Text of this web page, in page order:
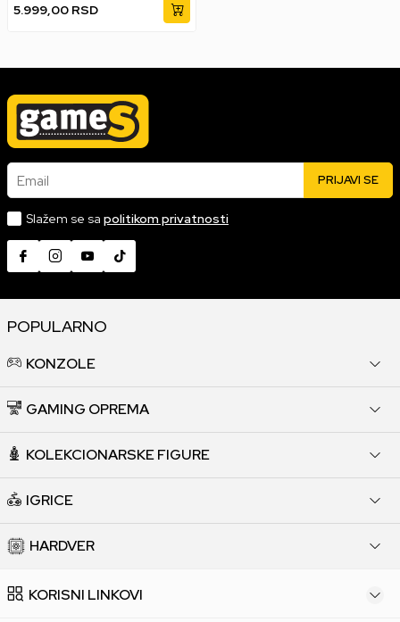
5.999,00 RSD
Email PRIJAVI SE
Slažem se sa politikom privatnosti
POPULARNO
KONZOLE
GAMING OPREMA
KOLEKCIONARSKE FIGURE
IGRICE
HARDVER
KORISNI LINKOVI